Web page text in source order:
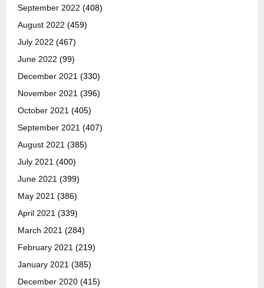
September 2022 (408)
August 2022 (459)
July 2022 (467)
June 2022 (99)
December 2021 (330)
November 2021 (396)
October 2021 (405)
September 2021 (407)
August 2021 (385)
July 2021 (400)
June 2021 (399)
May 2021 (386)
April 2021 (339)
March 2021 (284)
February 2021 (219)
January 2021 (385)
December 2020 (415)